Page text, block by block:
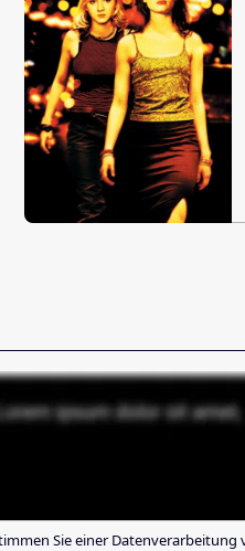
Sie einer Datenverarbeitung